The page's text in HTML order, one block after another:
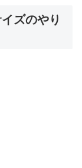
ズのやり